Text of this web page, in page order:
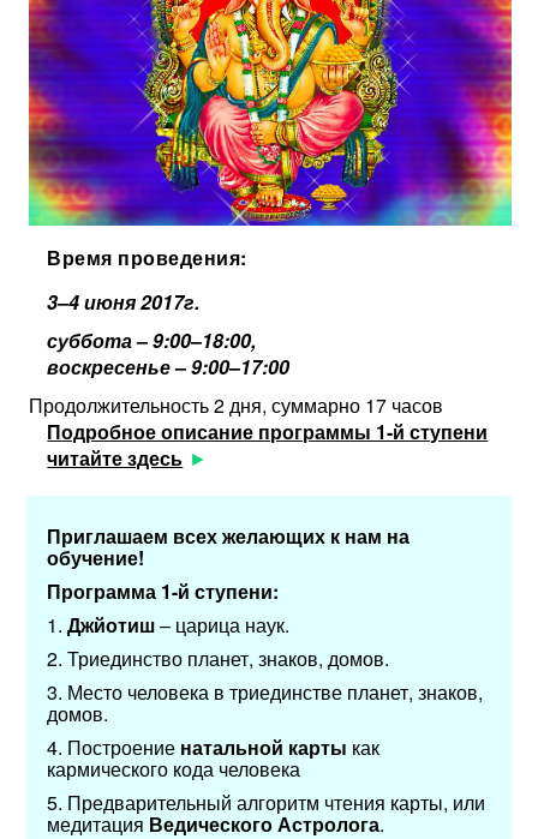
Время проведения:
3–4 июня 2017г.
суббота–9:00–18:00,
воскресенье–9:00–17:00
Продолжительность 2 дня, суммарно 17 часов
Подробное описание программы 1-й ступени
читайте здесь
Приглашаем всех желающих к нам на
обучение!
Программа 1-й ступени:
1.​Джйотиш– царица наук.
2.​ Триединство планет, знаков, домов.
3.​ Место человека в триединстве планет, знаков,
домов.
4.​ Построение натальной карты как
кармического кода человека
5.​ Предварительный алгоритм чтения карты, или
медитация Ведического Астролога.